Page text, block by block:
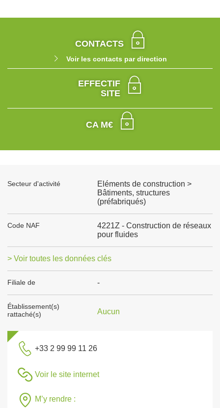
CONTACTS
Voir les contacts par direction
EFFECTIF
SITE
CA M€
Secteur d'activité
Eléments de construction >
Bâtiments, structures
(préfabriqués)
Code NAF
4221Z - Construction de réseaux
pour fluides
> Voir toutes les données clés
Filiale de -
Établissement(s)
rattaché(s)
Aucun
+33 2 99 99 11 26
Voir le site internet
M’y rendre :